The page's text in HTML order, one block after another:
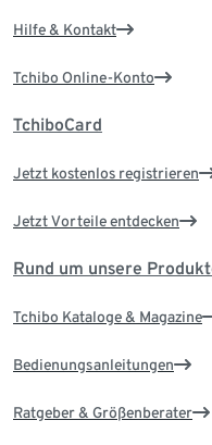
Hilfe & Kontakt
Tchibo Online-Konto
TchiboCard
Jetzt kostenlos registrieren
Jetzt Vorteile entdecken
Rund um unsere
Tchibo Kataloge & Magazine
Bedienungsanleitungen
Ratgeber & Größenberater